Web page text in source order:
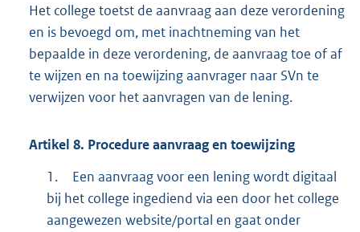
Het college toetst de aanvraag aan deze verordening
en is bevoegd om, met inachtneming van het
bepaalde in deze verordening, de aanvraag toe of af
te wijzen en na toewijzing aanvrager naar SVn te
verwijzen voor het aanvragen van de lening.
Artikel 8. Procedure aanvraag en toewijzing
1.
Een aanvraag voor een lening wordt digitaal
bij het college ingediend via een door het college
aangewezen website/portal en gaat onder